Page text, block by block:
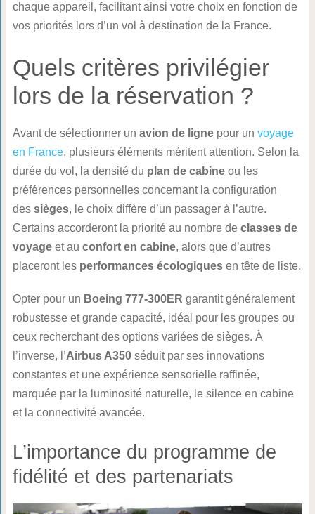
chaque appareil, facilitant ainsi votre choix en fonction de
vos priorités lors d’un vol à destination de la France.
Quels critères privilégier
lors de la réservation ?
Avant de sélectionner un avion de lignepour un voyage
en France, plusieurs éléments méritent attention. Selon la
durée du vol, la densité du plan de cabineou les
préférences personnelles concernant la configuration
des sièges, le choix diffère d’un passager à l’autre.
Certains accorderont la priorité au nombre de classes de
voyageet au confort en cabine, alors que d’autres
placeront les performances écologiquesen tête de liste.
Opter pour un Boeing 777-300ER garantit généralement
robustesse et grande capacité, idéal pour les groupes ou
ceux recherchant des options variées de sièges. À
l’inverse, l’Airbus A350séduit par ses innovations
constantes et une expérience sensorielle raffinée,
marquée par la luminosité naturelle, le silence en cabine
et la connectivité avancée.
L’importance du programme de
fidélité et des partenariats